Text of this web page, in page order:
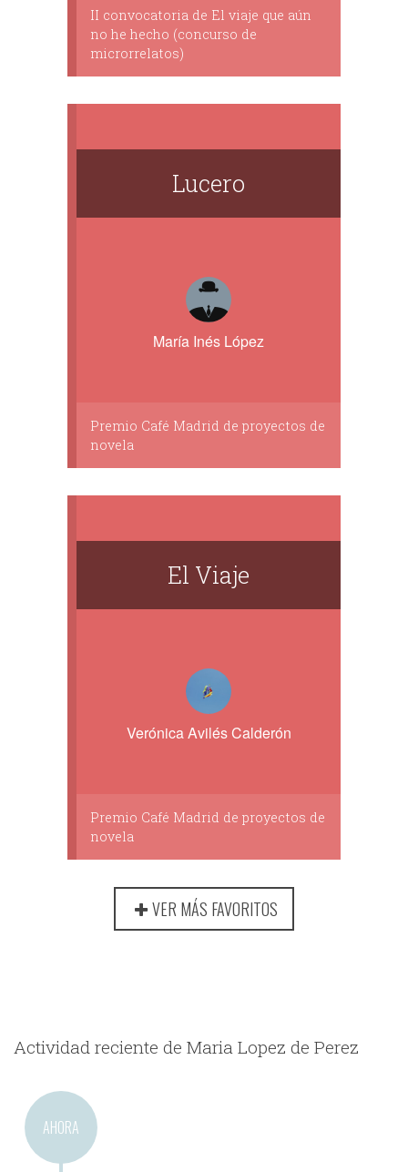
II convocatoria de El viaje que aún
no he hecho (concurso de
microrrelatos)
Lucero
María Inés López
Premio Café Madrid de proyectos de
novela
El Viaje
Verónica Avilés Calderón
Premio Café Madrid de proyectos de
novela
VER MÁS FAVORITOS
Actividad reciente de Maria Lopez de Perez
AHORA